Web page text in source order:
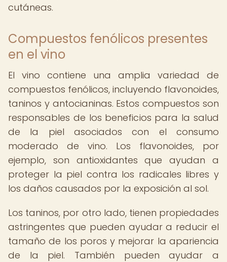
cutáneas.
Compuestos fenólicos presentes
en el vino
El vino contiene una amplia variedad de
compuestos fenólicos, incluyendo flavonoides,
taninos y antocianinas. Estos compuestos son
responsables de los beneficios para la salud
de la piel asociados con el consumo
moderado de vino. Los flavonoides, por
ejemplo, son antioxidantes que ayudan a
proteger la piel contra los radicales libres y
los daños causados por la exposición al sol.
Los taninos, por otro lado, tienen propiedades
astringentes que pueden ayudar a reducir el
tamaño de los poros y mejorar la apariencia
de la piel. También pueden ayudar a